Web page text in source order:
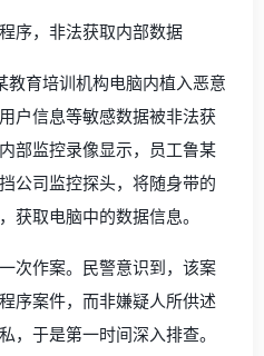
序，非法获取内部数据
育培训机构电脑内植入恶意
户信息等敏感数据被非法获
部监控录像显示，员工鲁某
公司监控探头，将随身带的
获取电脑中的数据信息。
次作案。民警意识到，该案
序案件，而非嫌疑人所供述
，于是第一时间深入排查。